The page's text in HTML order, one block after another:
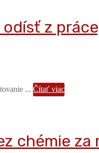
z
... Čítať viac
chémie za